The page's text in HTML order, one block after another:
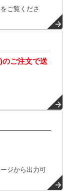
ご覧くださ
のご注文で送
ジから出力可